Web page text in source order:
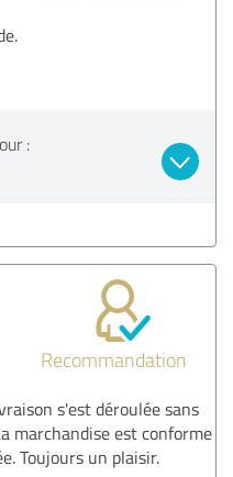
:
Recommandation
s'est déroulée sans
marchandise est conforme
Toujours un plaisir.